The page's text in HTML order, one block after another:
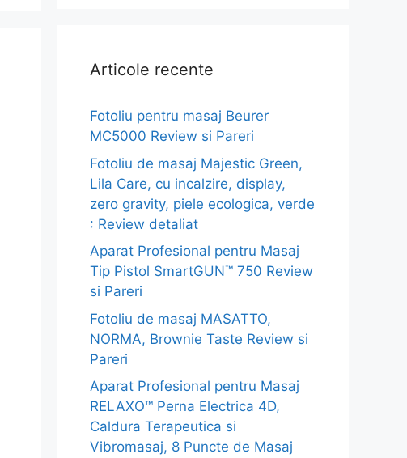
Articole recente
Fotoliu pentru masaj Beurer
MC5000 Review si Pareri
Fotoliu de masaj Majestic Green,
Lila Care, cu incalzire, display,
zero gravity, piele ecologica, verde
: Review detaliat
Aparat Profesional pentru Masaj
Tip Pistol SmartGUN™ 750 Review
si Pareri
Fotoliu de masaj MASATTO,
NORMA, Brownie Taste Review si
Pareri
Aparat Profesional pentru Masaj
RELAXO™ Perna Electrica 4D,
Caldura Terapeutica si
Vibromasaj, 8 Puncte de Masaj